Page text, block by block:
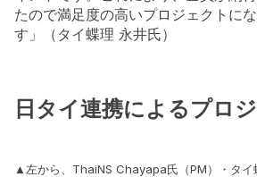
たので満足度の高いプロジェクトに
す」（タイ蝶理 永井氏）
日タイ連携によるプロ
▲左から、ThaiNS Chayapa氏（PM）・タ